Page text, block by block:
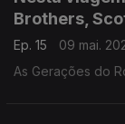
Brothers,
Ep. 15
09 mai.
As Gerações do